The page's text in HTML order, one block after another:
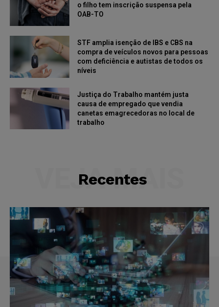
o filho tem inscrição suspensa pela
OAB-TO
STF amplia isenção de IBS e CBS na
compra de veículos novos para pessoas
com deficiência e autistas de todos os
níveis
Justiça do Trabalho mantém justa
causa de empregado que vendia
canetas emagrecedoras no local de
trabalho
Recentes
VEJA MAIS